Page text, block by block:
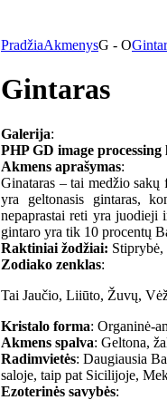
PradžiaAkmenysG - O
Gintaras
Galerija:
PHP GD image
Akmens aprašymas:
Ginataras – tai medžio
yra geltonasis gintaras,
nepaprastai reti yra juodieji
gintaro yra tik 10 procentų
Raktiniai žodžiai: Stiprybė,
Zodiako zenklas:
Tai Jaučio, Liiūto, Žuvų,
Kristalo forma: Organinė-
Akmens spalva: Geltona,
Radimvietės: Daugiausia
saloje, taip pat Sicilijoje,
Ezoterinės savybės: